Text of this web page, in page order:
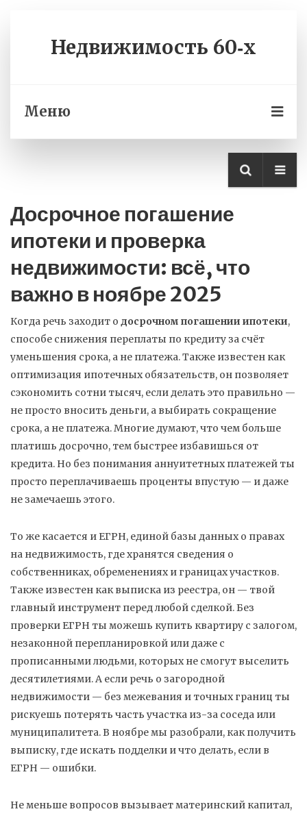
Недвижимость 60‑х
Меню
Досрочное погашение
ипотеки и проверка
недвижимости: всё, что
важно в ноябре 2025
Когда речь заходит о досрочном погашении ипотеки,
способе снижения переплаты по кредиту за счёт
уменьшения срока, а не платежа. Также известен как
оптимизация ипотечных обязательств, он позволяет
сэкономить сотни тысяч, если делать это правильно —
не просто вносить деньги, а выбирать сокращение
срока, а не платежа.Многие думают, что чем больше
платишь досрочно, тем быстрее избавишься от
кредита. Но без понимания аннуитетных платежей ты
просто переплачиваешь проценты впустую — и даже
не замечаешь этого.
То же касается и ЕГРН, единой базы данных о правах
на недвижимость, где хранятся сведения о
собственниках, обременениях и границах участков.
Также известен каквыписка из реестра, он — твой
главный инструмент перед любой сделкой. Без
проверки ЕГРН ты можешь купить квартиру с залогом,
незаконной перепланировкой или даже с
прописанными людьми, которых не смогут выселить
десятилетиями.А если речь о загородной
недвижимости — без межевания и точных границ ты
рискуешь потерять часть участка из-за соседа или
муниципалитета. В ноябре мы разобрали, как получить
выписку, где искать подделки и что делать, если в
ЕГРН — ошибки.
Не меньше вопросов вызываетматеринский капитал,